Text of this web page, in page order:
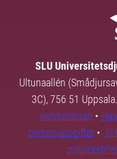
SLU
Ultunaallén
3C), 756 51
webbplatsen •
personuppgifter •